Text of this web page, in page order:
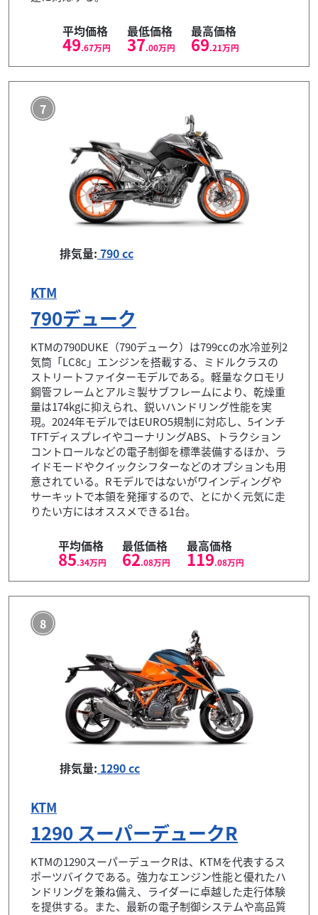
平均価格
49.67万円
最低価格
37.00万円
最高価格
69.21万円
7
排気量: 790 cc
KTM
790デューク
KTMの790DUKE（790デューク）は799ccの水冷並列2
気筒「LC8c」エンジンを搭載する、ミドルクラスの
ストリートファイターモデルである。軽量なクロモリ
鋼管フレームとアルミ製サブフレームにより、乾燥重
量は174kgに抑えられ、鋭いハンドリング性能を実
現。2024年モデルではEURO5規制に対応し、5インチ
TFTディスプレイやコーナリングABS、トラクション
コントロールなどの電子制御を標準装備するほか、ラ
イドモードやクイックシフターなどのオプションも用
意されている。Rモデルではないがワインディングや
サーキットで本領を発揮するので、とにかく元気に走
りたい方にはオススメできる1台。
平均価格
85.34万円
最低価格
62.08万円
最高価格
119.08万円
8
排気量: 1290 cc
KTM
1290 スーパーデュークR
KTMの1290スーパーデュークRは、KTMを代表するス
ポーツバイクである。強力なエンジン性能と優れたハ
ンドリングを兼ね備え、ライダーに卓越した走行体験
を提供する。また、最新の電子制御システムや高品質